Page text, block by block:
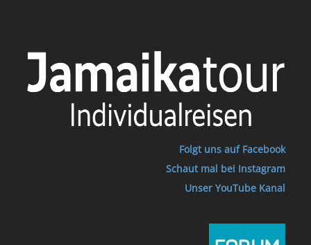
Folgt uns auf Facebook
Schaut mal bei Instagram
Unser YouTube Kanal